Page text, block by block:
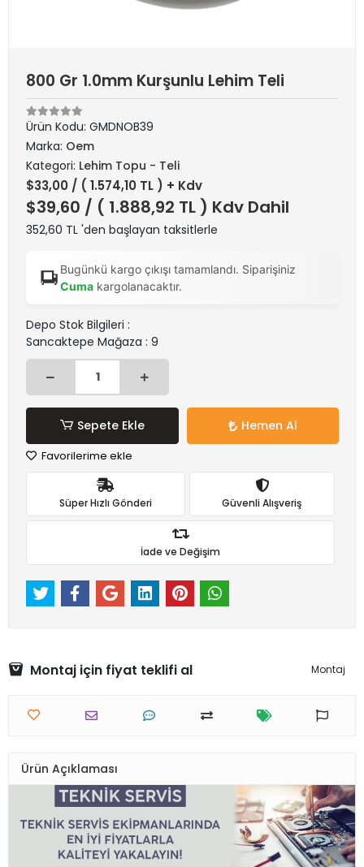
800 Gr 1.0mm Kurşunlu Lehim Teli
Ürün Kodu: GMDNOB39
Marka: Oem
Kategori: Lehim Topu - Teli
$33,00 / ( 1.574,10 TL ) + Kdv
$39,60 / ( 1.888,92 TL ) Kdv Dahil
352,60 TL 'den başlayan taksitlerle
Bugünkü kargo çıkışı tamamlandı. Siparişiniz
Cumakargolanacaktır.
Depo Stok Bilgileri :
Sancaktepe Mağaza : 9
Sepete Ekle Hemen Al
Favorilerime ekle
Süper Hızlı Gönderi Güvenli Alışveriş
İade ve Değişim
Montaj için fiyat teklifi al Montaj
Ürün Açıklaması